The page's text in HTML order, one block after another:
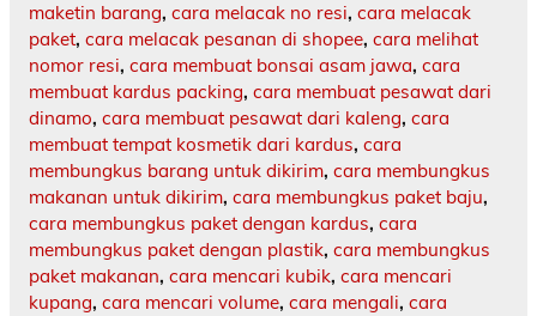
maketin barang, cara melacak no resi, cara melacak
paket, cara melacak pesanan di shopee, cara melihat
nomor resi, cara membuat bonsai asam jawa, cara
membuat kardus packing, cara membuat pesawat dari
dinamo, cara membuat pesawat dari kaleng, cara
membuat tempat kosmetik dari kardus, cara
membungkus barang untuk dikirim, cara membungkus
makanan untuk dikirim, cara membungkus paket baju,
cara membungkus paket dengan kardus, cara
membungkus paket dengan plastik, cara membungkus
paket makanan, cara mencari kubik, cara mencari
kupang, cara mencari volume, cara mengali, cara